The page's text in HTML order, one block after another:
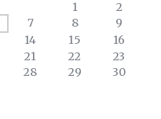
1
2
7 8
9
14 15
16
21 22
23
28 29
30